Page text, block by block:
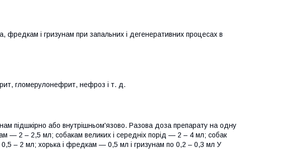
фредкам і гризунам при запальних і дегенеративних процесах в
гломерулонефрит, нефроз і т. д.
підшкірно або внутрішньом'язово. Разова доза препарату на одну
— 2 – 2,5 мл; собакам великих і середніх порід — 2 – 4 мл; собак
– 2 мл; хорька і фредкам — 0,5 мл і гризунам по 0,2 – 0,3 мл У